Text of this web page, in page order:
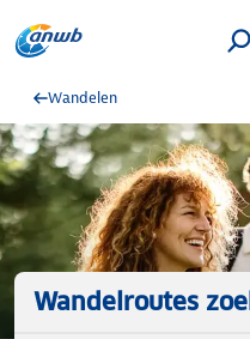
Wandelen
Wandelroutes